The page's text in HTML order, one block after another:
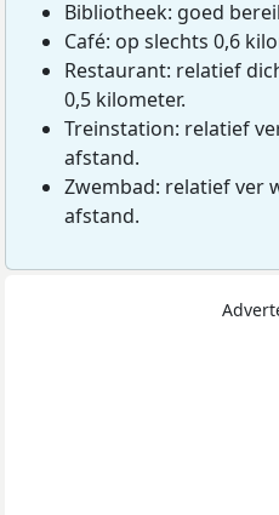
Bibliotheek: goed
Café: op slechts 0,6
Restaurant: relatief
0,5 kilometer.
Treinstation: relatief
afstand.
Zwembad: relatief ver
afstand.